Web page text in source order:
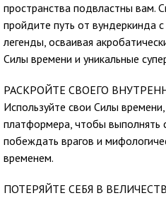
пространства подвластны вам.
пройдите путь от вундеркинда
легенды, осваивая
Силы времени и уникальные
РАСКРОЙТЕ СВОЕГО
Используйте свои Силы
платформера, чтобы выполнять
побеждать врагов и
временем.
ПОТЕРЯЙТЕ СЕБЯ В